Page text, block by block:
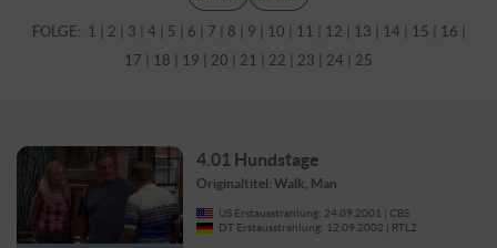
FOLGE: 1 2 3 4 5 6 7 8 9 10 11 12 13 14 15 16
17
18 19 20 21 22 23 24 25
4.01 Hundstage
Originaltitel: Walk, Man
US Erstausstrahlung: 24.09.2001 | CBS
DT Erstausstrahlung: 12.09.2002 | RTL2